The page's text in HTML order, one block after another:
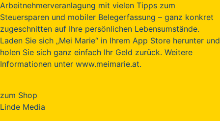
Arbeitnehmerveranlagung mit vielen Tipps zum
Steuersparen und mobiler Belegerfassung – ganz konkret
zugeschnitten auf Ihre persönlichen Lebensumstände.
Laden Sie sich „Mei Marie“ in Ihrem App Store herunter und
holen Sie sich ganz einfach Ihr Geld zurück. Weitere
Informationen unter www.meimarie.at.
zum Shop
Linde Media